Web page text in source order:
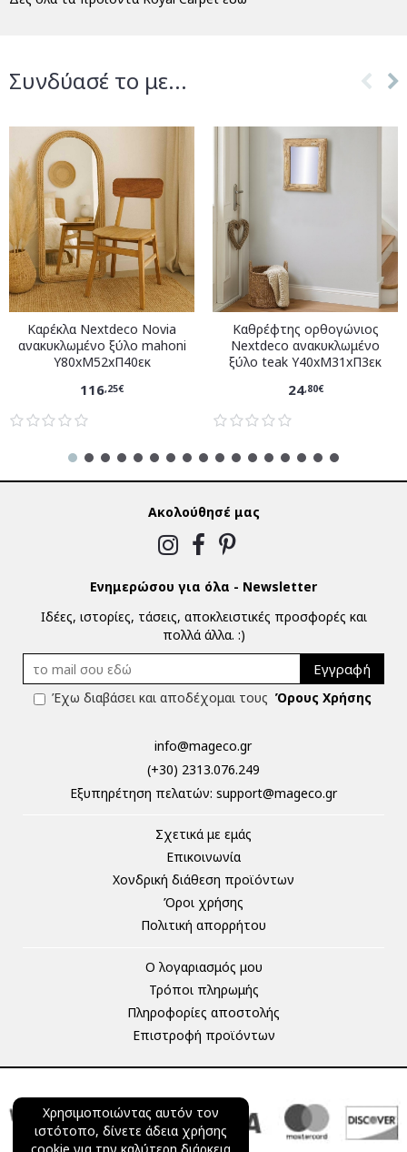
Συνδύασέ το με...
Καρέκλα Nextdeco Novia
ανακυκλωμένο ξύλο mahoni
Υ80xM52xΠ40εκ
116,25€
Καθρέφτης ορθογώνιος
Nextdeco ανακυκλωμένο
ξύλο teak Υ40xM31xΠ3εκ
24,80€
Χρησιμοποιώντας αυτόν τον
ιστότοπο, δίνετε άδεια χρήσης
Ακολούθησέ μας
Ενημερώσου για όλα - Newsletter
Ιδέες, ιστορίες, τάσεις, αποκλειστικές προσφορές και
πολλά άλλα. :)
Εγγραφή
Έχω διαβάσει και αποδέχομαι τους Όρους Χρήσης
info@mageco.gr
(+30) 2313.076.249
Eξυπηρέτηση πελατών: support@mageco.gr
Σχετικά με εμάς
Επικοινωνία
Χονδρική διάθεση προϊόντων
Όροι χρήσης
Πολιτική απορρήτου
Ο λογαριασμός μου
Τρόποι πληρωμής
Πληροφορίες αποστολής
Επιστροφή προϊόντων